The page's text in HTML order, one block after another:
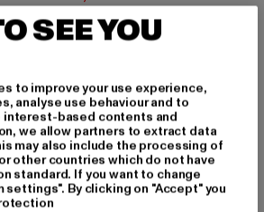
SEE YOU
to improve your use experience,
analyse use behaviour and to
interest-based contents and
we allow partners to extract data
may also include the processing of
other countries which do not have
standard. If you want to change
settings". By clicking on "Accept" you